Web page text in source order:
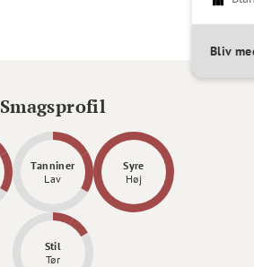
Bliv
Smagsprofil
Tanniner
Lav
Syre
Høj
Stil
Tør